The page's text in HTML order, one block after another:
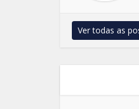
Ver todas as